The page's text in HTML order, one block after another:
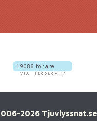
2026 Tjuvlyssnat.se